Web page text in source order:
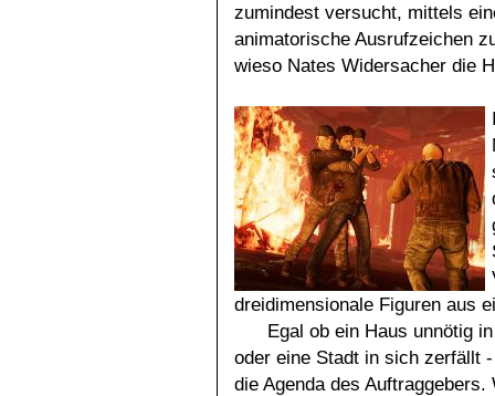
zumindest versucht, mittels
animatorische Ausrufzeichen
wieso Nates Widersacher die
dreidimensionale Figuren aus
Egal ob ein Haus unnötig
oder eine Stadt in sich zerfällt
die Agenda des